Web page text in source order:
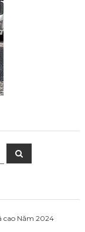
Search
cao Năm 2024